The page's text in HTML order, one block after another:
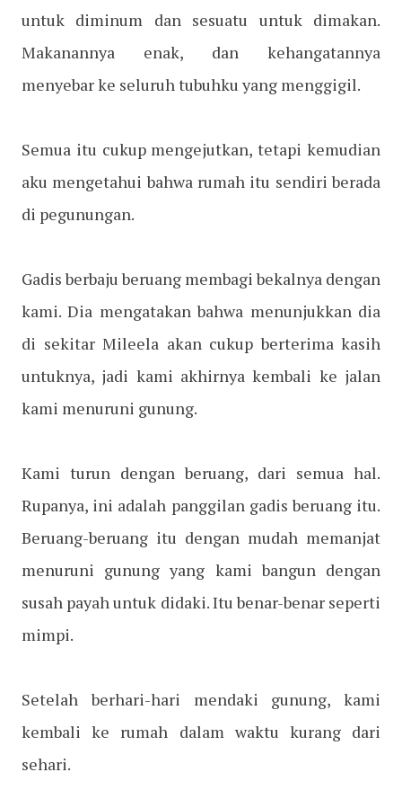
untuk diminum dan sesuatu untuk dimakan.
Makanannya enak, dan kehangatannya
menyebar ke seluruh tubuhku yang menggigil.
Semua itu cukup mengejutkan, tetapi kemudian
aku mengetahui bahwa rumah itu sendiri berada
di pegunungan.
Gadis berbaju beruang membagi bekalnya dengan
kami. Dia mengatakan bahwa menunjukkan dia
di sekitar Mileela akan cukup berterima kasih
untuknya, jadi kami akhirnya kembali ke jalan
kami menuruni gunung.
Kami turun dengan beruang, dari semua hal.
Rupanya, ini adalah panggilan gadis beruang itu.
Beruang-beruang itu dengan mudah memanjat
menuruni gunung yang kami bangun dengan
susah payah untuk didaki. Itu benar-benar seperti
mimpi.
Setelah berhari-hari mendaki gunung, kami
kembali ke rumah dalam waktu kurang dari
sehari.